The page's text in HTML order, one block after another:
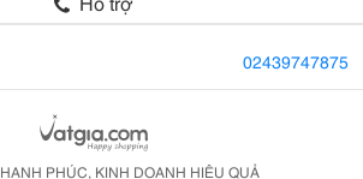
02439747875
PHÚC, KINH DOANH HIỆU QUẢ